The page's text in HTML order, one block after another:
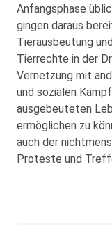
Anfangsphase
gingen daraus
Tierausbeutung
Tierrechte in der
Vernetzung mit
und sozialen
ausgebeuteten
ermöglichen zu
auch der
Proteste und